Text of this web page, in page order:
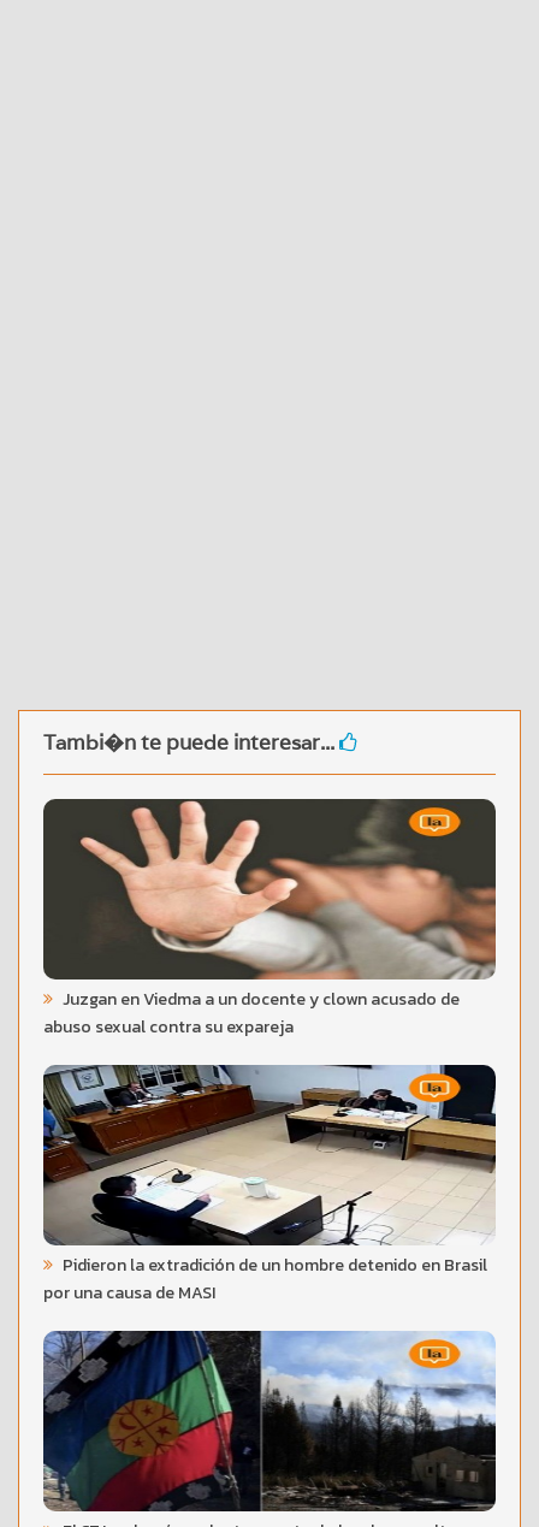
Tambi�n te puede interesar...
Juzgan en Viedma a un docente y clown acusado de
abuso sexual contra su expareja
Pidieron la extradición de un hombre detenido en Brasil
por una causa de MASI